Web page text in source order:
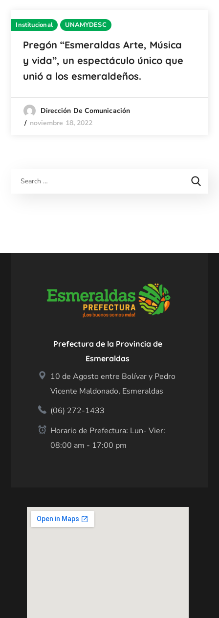
Institucional UNAMYDESC
Pregón “Esmeraldas Arte, Música
y vida”, un espectáculo único que
unió a los esmeraldeños.
Dirección De Comunicación
noviembre 18, 2022
Prefectura de la Provincia de
Esmeraldas
10 de Agosto entre Bolívar y Pedro
Vicente Maldonado, Esmeraldas
(06) 272-1433
Horario de Prefectura: Lun- Vier:
08:00 am - 17:00 pm